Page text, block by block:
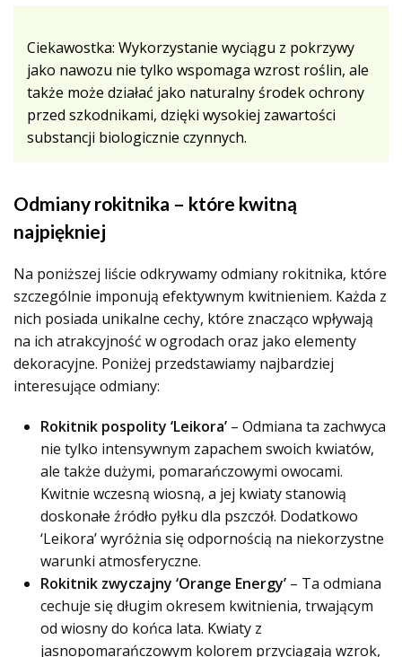
Ciekawostka: Wykorzystanie wyciągu z pokrzywy
jako nawozu nie tylko wspomaga wzrost roślin, ale
także może działać jako naturalny środek ochrony
przed szkodnikami, dzięki wysokiej zawartości
substancji biologicznie czynnych.
Odmiany rokitnika – które kwitną
najpiękniej
Na poniższej liście odkrywamy odmiany rokitnika, które
szczególnie imponują efektywnym kwitnieniem. Każda z
nich posiada unikalne cechy, które znacząco wpływają
na ich atrakcyjność w ogrodach oraz jako elementy
dekoracyjne. Poniżej przedstawiamy najbardziej
interesujące odmiany:
Rokitnik pospolity ‘Leikora’ – Odmiana ta zachwyca
nie tylko intensywnym zapachem swoich kwiatów,
ale także dużymi, pomarańczowymi owocami.
Kwitnie wczesną wiosną, a jej kwiaty stanowią
doskonałe źródło pyłku dla pszczół. Dodatkowo
‘Leikora’ wyróżnia się odpornością na niekorzystne
warunki atmosferyczne.
Rokitnik zwyczajny ‘Orange Energy’ – Ta odmiana
cechuje się długim okresem kwitnienia, trwającym
od wiosny do końca lata. Kwiaty z
jasnopomarańczowym kolorem przyciągają wzrok,